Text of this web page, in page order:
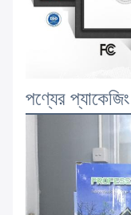
পণ্যের প্যাকেজিং